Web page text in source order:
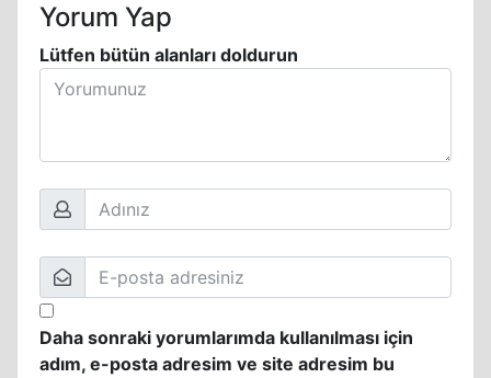
Yorum Yap
Lütfen bütün alanları doldurun
Daha sonraki yorumlarımda kullanılması için
adım, e-posta adresim ve site adresim bu